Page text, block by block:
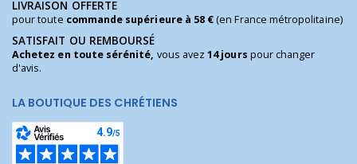
LIVRAISON OFFERTE
pour toute commande supérieure à 58 €(en France métropolitaine)
SATISFAIT OU REMBOURSÉ
Achetez en toute sérénité, vous avez14 jours pour changer
d'avis.
LA BOUTIQUE DES CHRÉTIENS